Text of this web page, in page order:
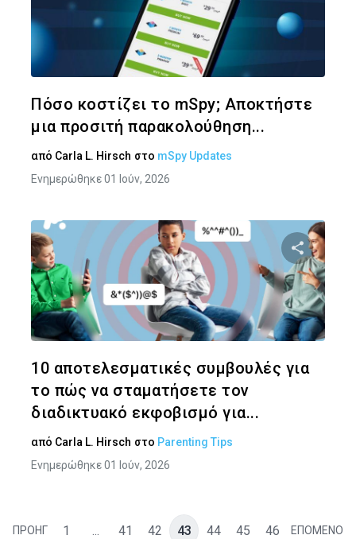
Πόσο κοστίζει το mSpy; Αποκτήστε
μια προσιτή παρακολούθηση...
από Carla L. Hirsch στο mSpy Updates
Ενημερώθηκε 01 Ιούν, 2026
10 αποτελεσματικές συμβουλές για
το πώς να σταματήσετε τον
διαδικτυακό εκφοβισμό για...
από Carla L. Hirsch στο Parenting Tips
Ενημερώθηκε 01 Ιούν, 2026
ΠΡΟΗΓ 1 ... 41 42 43 44 45 46 ΕΠΟΜΕΝΟ